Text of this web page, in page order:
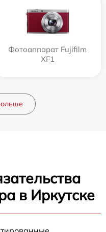
Фотоаппарат Fujifilm
XF1
в Иркутске